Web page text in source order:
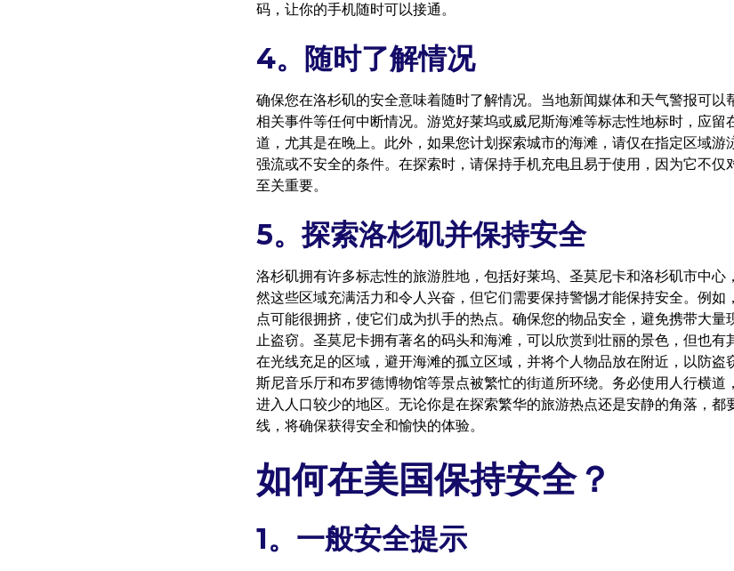
码，让你的手机随时可以接通。
4。随时了解情况
确保您在洛杉矶的安全意味着随时了解情况。当地新闻媒体和天气警报可以
相关事件等任何中断情况。游览好莱坞或威尼斯海滩等标志性地标时，应留
道，尤其是在晚上。此外，如果您计划探索城市的海滩，请仅在指定区域游
强流或不安全的条件。在探索时，请保持手机充电且易于使用，因为它不仅
至关重要。
5。探索洛杉矶并保持安全
洛杉矶拥有许多标志性的旅游胜地，包括好莱坞、圣莫尼卡和洛杉矶市中心
然这些区域充满活力和令人兴奋，但它们需要保持警惕才能保持安全。例如
点可能很拥挤，使它们成为扒手的热点。确保您的物品安全，避免携带大
止盗窃。圣莫尼卡拥有著名的码头和海滩，可以欣赏到壮丽的景色，但也有
在光线充足的区域，避开海滩的孤立区域，并将个人物品放在附近，以防盗
斯尼音乐厅和布罗德博物馆等景点被繁忙的街道所环绕。务必使用人行横道
进入人口较少的地区。无论你是在探索繁华的旅游热点还是安静的角落，都
线，将确保获得安全和愉快的体验。
如何在美国保持安全？
1。一般安全提示